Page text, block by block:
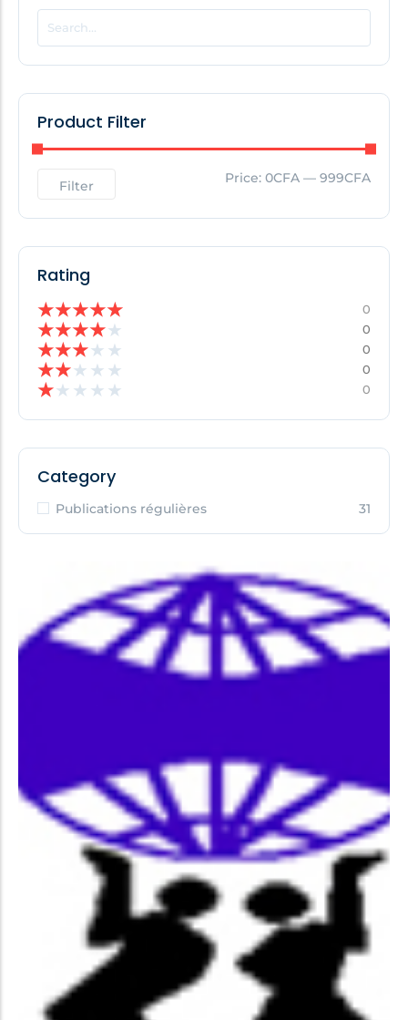
POPULAR THIS WEEK
No Posts Found!
No Posts Found!
Product Filter
Filter Price: 0CFA — 999CFA
Rating
★★★★★ 0
★★★★★ 0
★★★★ ★ 0
★★★ ★ ★ 0
★★ ★ ★ ★ 0
Category
Publications régulières 31